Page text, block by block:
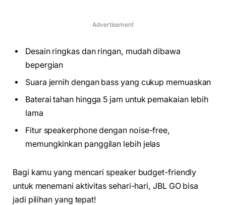
Advertisement
Desain ringkas dan ringan, mudah dibawa
bepergian
Suara jernih dengan bass yang cukup memuaskan
Baterai tahan hingga 5 jam untuk pemakaian lebih
lama
Fitur speakerphone dengan noise-free,
memungkinkan panggilan lebih jelas
Bagi kamu yang mencari speaker budget-friendly
untuk menemani aktivitas sehari-hari, JBL GO bisa
jadi pilihan yang tepat!